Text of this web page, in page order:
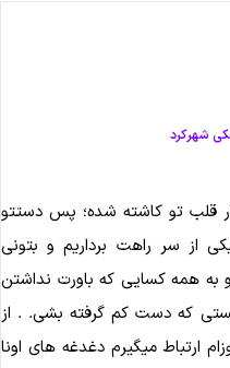
شهرکرد
قلب تو کاشته شده؛ پس دستتو
از سر راهت برداریم و بتونی
به همه کسایی که باورت نداشتن
که دست کم گرفته بشی. . از
ارتباط میگیرم دغدغه های اونا